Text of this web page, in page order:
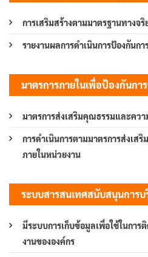
การเสริมสร้างตามมาตรฐานทางจริ
รายงานผลการดำเนินการป้องกันก
มาตรการภายในเพื่อป้องกันกา
มาตรการส่งเสริมคุณธรรมและควา
การดำเนินการตามมาตรการส่งเส
ภายในหน่วยงาน
ระบบสารสนเทศสนับสนุนการบ
มีระบบการเก็บข้อมูลเพื่อใช้ในการ
งานขององค์กร